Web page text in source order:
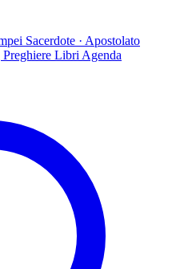
Sacerdote · Apostolato
Preghiere Libri Agenda